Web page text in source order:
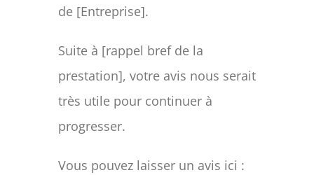
de [Entreprise].
Suite à [rappel bref de la
prestation], votre avis nous serait
très utile pour continuer à
progresser.
Vous pouvez laisser un avis ici :